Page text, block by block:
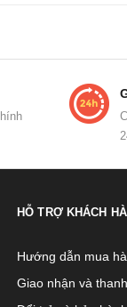
HỖ TRỢ KHÁCH
Hướng dẫn mua
Giao nhận và